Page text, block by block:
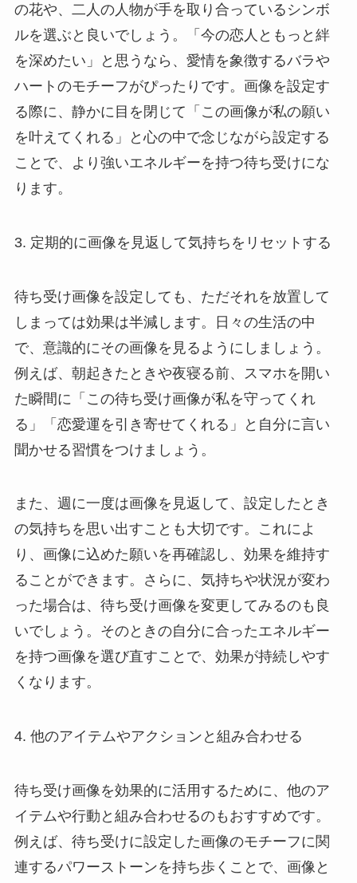
の花や、二人の人物が手を取り合っているシンボ
ルを選ぶと良いでしょう。「今の恋人ともっと絆
を深めたい」と思うなら、愛情を象徴するバラや
ハートのモチーフがぴったりです。画像を設定す
る際に、静かに目を閉じて「この画像が私の願い
を叶えてくれる」と心の中で念じながら設定する
ことで、より強いエネルギーを持つ待ち受けにな
ります。
3. 定期的に画像を見返して気持ちをリセットする
待ち受け画像を設定しても、ただそれを放置して
しまっては効果は半減します。日々の生活の中
で、意識的にその画像を見るようにしましょう。
例えば、朝起きたときや夜寝る前、スマホを開い
た瞬間に「この待ち受け画像が私を守ってくれ
る」「恋愛運を引き寄せてくれる」と自分に言い
聞かせる習慣をつけましょう。
また、週に一度は画像を見返して、設定したとき
の気持ちを思い出すことも大切です。これによ
り、画像に込めた願いを再確認し、効果を維持す
ることができます。さらに、気持ちや状況が変わ
った場合は、待ち受け画像を変更してみるのも良
いでしょう。そのときの自分に合ったエネルギー
を持つ画像を選び直すことで、効果が持続しやす
くなります。
4. 他のアイテムやアクションと組み合わせる
待ち受け画像を効果的に活用するために、他のア
イテムや行動と組み合わせるのもおすすめです。
例えば、待ち受けに設定した画像のモチーフに関
連するパワーストーンを持ち歩くことで、画像と